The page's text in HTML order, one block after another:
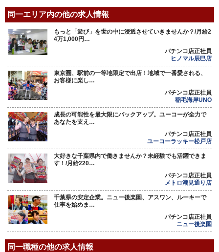
同一エリア内の他の求人情報
もっと「遊び」を世の中に浸透させていきませんか？/月給2
4万1,000円…
パチンコ店正社員
ヒノマル辰巳店
東京圏、駅前の一等地限定で出店！地域で一番愛される、
お客様に楽し…
パチンコ店正社員
稲毛海岸UNO
成長の可能性を最大限にバックアップ。ユーコーが全力で
あなたを支え…
パチンコ店正社員
ユーコーラッキー松戸店
大好きな千葉県内で働きませんか？未経験でも活躍できま
す！/月給220…
パチンコ店正社員
メトロ潮見通り店
千葉県の安定企業。ニュー後楽園、アスワン、ルーキーで
仕事を始めま…
パチンコ店正社員
ニュー後楽園
同一職種の他の求人情報